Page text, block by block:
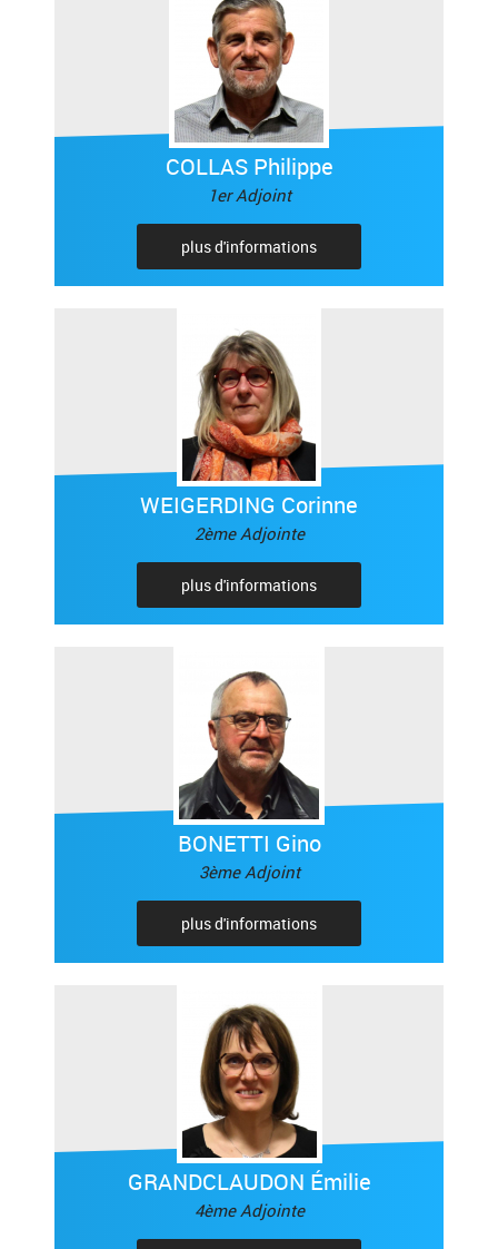
COLLAS Philippe
1er Adjoint
plus d'informations
WEIGERDING Corinne
2ème Adjointe
plus d'informations
BONETTI Gino
3ème Adjoint
plus d'informations
GRANDCLAUDON Émilie
4ème Adjointe